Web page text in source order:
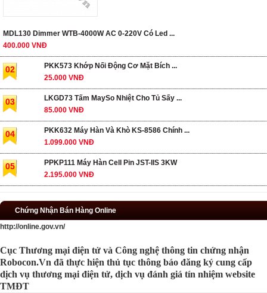
MDL130 Dimmer WTB-4000W AC 0-220V Có Led ...
400.000 VNĐ
02
PKK573 Khớp Nối Động Cơ Mặt Bích ...
25.000 VNĐ
03
LKGD73 Tấm MaySo Nhiệt Cho Tủ Sấy ...
85.000 VNĐ
04
PKK632 Máy Hàn Và Khò KS-8586 Chính ...
1.099.000 VNĐ
05
PPKP111 Máy Hàn Cell Pin JST-IIS 3KW
2.195.000 VNĐ
Chứng Nhận Bán Hàng Online
http://online.gov.vn/
Cục Thương mại điện tử và Công nghệ thông tin chứng nhận
Robocon.Vn đã thực hiện thủ tục thông báo đăng ký cung cấp
dịch vụ thương mại điện tử, dịch vụ đánh giá tín nhiệm website
TMĐT